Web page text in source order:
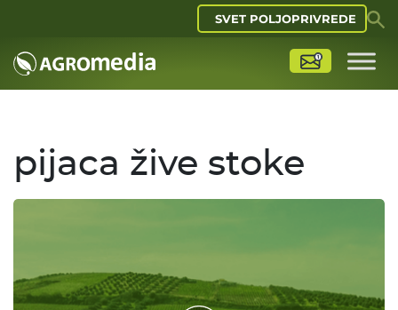
SVET POLJOPRIVREDE
pijaca žive stoke